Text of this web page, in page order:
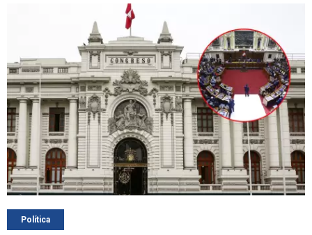
Política